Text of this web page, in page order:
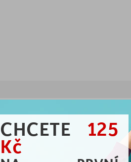
CHCETE
125
Kč
jsme rádi, že jste se přidali